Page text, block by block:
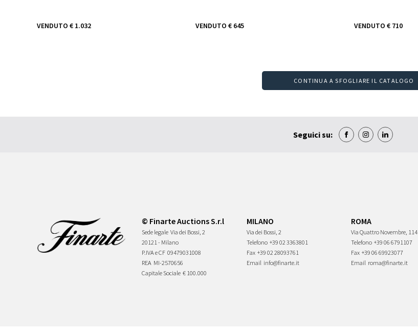
VENDUTO € 1.032 VENDUTO € 645 VENDUTO € 710
CONTINUA A SFOGLIARE IL CATALOGO
Seguici su:
© Finarte Auctions S.r.l
Sede legale Via dei Bossi, 2
20121 - Milano
P.IVA e CF 09479031008
REA MI-2570656
Capitale Sociale € 100.000
MILANO
Via dei Bossi, 2
Telefono +39 02 3363801
Fax +39 02 28093761
Email info@finarte.it
ROMA
Via Quattro Novembre, 114
Telefono +39 06 6791107
Fax +39 06 69923077
Email roma@finarte.it